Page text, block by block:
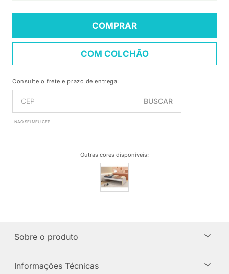
COMPRAR
COM COLCHÃO
Consulte o frete e prazo de entrega:
BUSCAR
NÃO SEI MEU CEP
Outras cores disponíveis:
Sobre o produto
Informações Técnicas